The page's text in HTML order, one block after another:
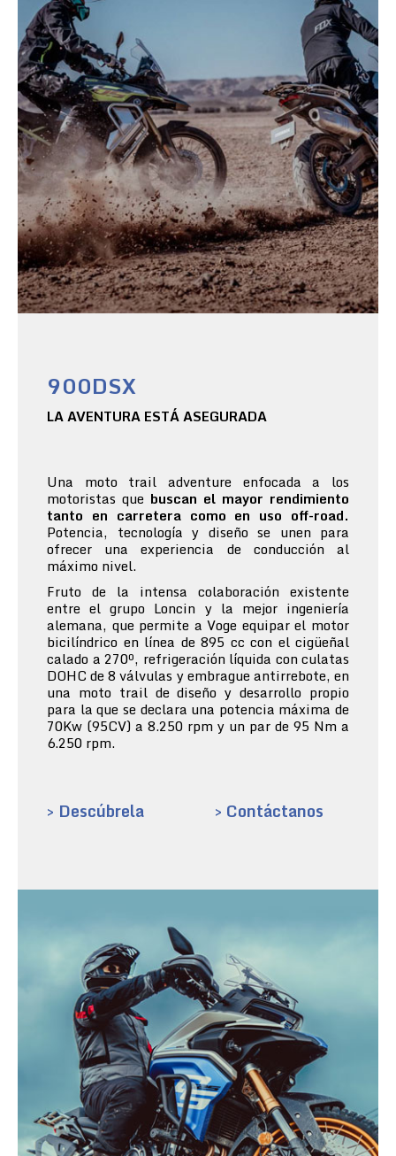
900DSX
LA AVENTURA ESTÁ ASEGURADA
Una moto trail adventure enfocada a los
motoristas que buscan el mayor rendimiento
tanto en carretera como en uso off-road.
Potencia, tecnología y diseño se unen para
ofrecer una experiencia de conducción al
máximo nivel.
Fruto de la intensa colaboración existente
entre el grupo Loncin y la mejor ingeniería
alemana, que permite a Voge equipar el motor
bicilíndrico en línea de 895 cc con el cigüeñal
calado a 270º, refrigeración líquida con culatas
DOHC de 8 válvulas y embrague antirrebote, en
una moto trail de diseño y desarrollo propio
para la que se declara una potencia máxima de
70Kw (95CV) a 8.250 rpm y un par de 95 Nm a
6.250 rpm.
> Descúbrela > Contáctanos